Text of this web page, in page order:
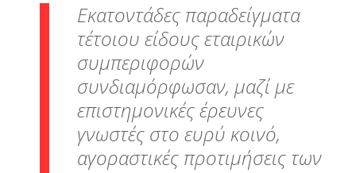
Εκατοντάδες παραδείγματα
τέτοιου είδους εταιρικών
συμπεριφορών
συνδιαμόρφωσαν, μαζί με
επιστημονικές έρευνες
γνωστές στο ευρύ κοινό,
αγοραστικές προτιμήσεις των